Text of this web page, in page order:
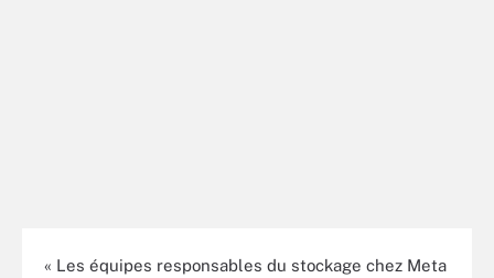
« Les équipes responsables du stockage chez Meta